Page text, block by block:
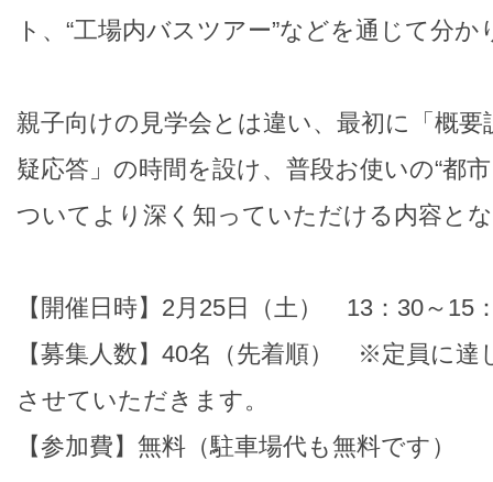
ト、“工場内バスツアー”などを通じて分
親子向けの見学会とは違い、最初に「概要
疑応答」の時間を設け、普段お使いの“都
ついてより深く知っていただける内容と
【開催日時】2月25日（土） 13：30～15
【募集人数】40名（先着順） ※定員に達
させていただきます。
【参加費】無料（駐車場代も無料です）